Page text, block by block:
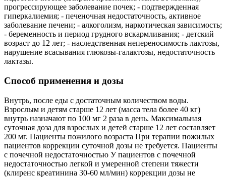
прогрессирующее заболевание почек; - подтвержденная
гиперкалиемия; - печеночная недостаточность, активное
заболевание печени; - алкоголизм, наркотическая зависимость;
- беременность и период грудного вскармливания; - детский
возраст до 12 лет; - наследственная непереносимость лактозы,
нарушение всасывания глюкозы-галактозы, недостаточность
лактазы.
Способ применения и дозы
Внутрь, после еды с достаточным количеством воды.
Взрослым и детям старше 12 лет (масса тела более 40 кг)
внутрь назначают по 100 мг 2 раза в день. Максимальная
суточная доза для взрослых и детей старше 12 лет составляет
200 мг. Пациенты пожилого возраста При терапии пожилых
пациентов коррекции суточной дозы не требуется. Пациенты
с почечной недостаточностью У пациентов с почечной
недостаточностью легкой и умеренной степени тяжести
(клиренс креатинина 30-60 мл/мин) коррекции дозы не